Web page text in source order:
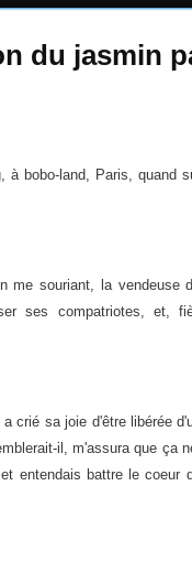
du jasmin
à bobo-land, Paris, quand
me souriant, la vendeuse
ses compatriotes, et,
crié sa joie d'être libérée
il, m'assura que ça
entendais battre le coeur